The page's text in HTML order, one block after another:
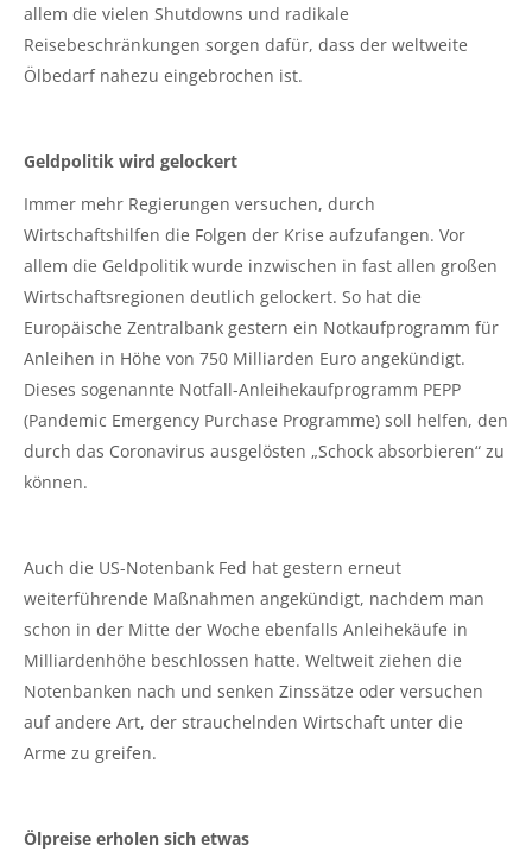
allem die vielen Shutdowns und radikale
Reisebeschränkungen sorgen dafür, dass der weltweite
Ölbedarf nahezu eingebrochen ist.
Geldpolitik wird gelockert
Immer mehr Regierungen versuchen, durch
Wirtschaftshilfen die Folgen der Krise aufzufangen. Vor
allem die Geldpolitik wurde inzwischen in fast allen großen
Wirtschaftsregionen deutlich gelockert. So hat die
Europäische Zentralbank gestern ein Notkaufprogramm für
Anleihen in Höhe von 750 Milliarden Euro angekündigt.
Dieses sogenannte Notfall-Anleihekaufprogramm PEPP
(Pandemic Emergency Purchase Programme) soll helfen, den
durch das Coronavirus ausgelösten „Schock absorbieren“ zu
können.
Auch die US-Notenbank Fed hat gestern erneut
weiterführende Maßnahmen angekündigt, nachdem man
schon in der Mitte der Woche ebenfalls Anleihekäufe in
Milliardenhöhe beschlossen hatte. Weltweit ziehen die
Notenbanken nach und senken Zinssätze oder versuchen
auf andere Art, der strauchelnden Wirtschaft unter die
Arme zu greifen.
Ölpreise erholen sich etwas